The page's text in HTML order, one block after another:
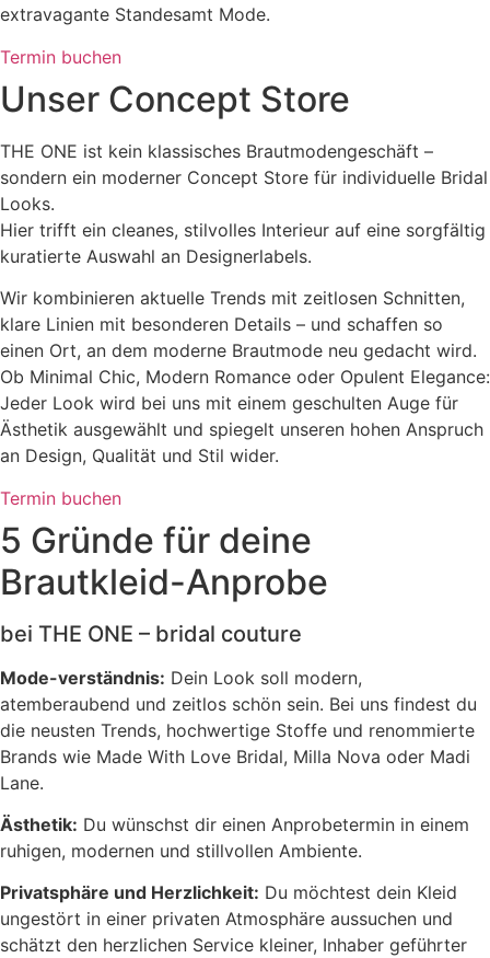
extravagante Standesamt Mode.
Termin buchen
Unser Concept Store
THE ONE ist kein klassisches Brautmodengeschäft –
sondern ein moderner Concept Store für individuelle Bridal
Looks.
Hier trifft ein cleanes, stilvolles Interieur auf eine sorgfältig
kuratierte Auswahl an Designerlabels.
Wir kombinieren aktuelle Trends mit zeitlosen Schnitten,
klare Linien mit besonderen Details – und schaffen so
einen Ort, an dem moderne Brautmode neu gedacht wird.
Ob Minimal Chic, Modern Romance oder Opulent Elegance:
Jeder Look wird bei uns mit einem geschulten Auge für
Ästhetik ausgewählt und spiegelt unseren hohen Anspruch
an Design, Qualität und Stil wider.
Termin buchen
5 Gründe für deine
Brautkleid-Anprobe
bei THE ONE – bridal couture
Mode-verständnis: Dein Look soll modern,
atemberaubend und zeitlos schön sein. Bei uns findest du
die neusten Trends, hochwertige Stoffe und renommierte
Brands wie Made With Love Bridal, Milla Nova oder Madi
Lane.
Ästhetik: Du wünschst dir einen Anprobetermin in einem
ruhigen, modernen und stillvollen Ambiente.
Privatsphäre und Herzlichkeit: Du möchtest dein Kleid
ungestört in einer privaten Atmosphäre aussuchen und
schätzt den herzlichen Service kleiner, Inhaber geführter